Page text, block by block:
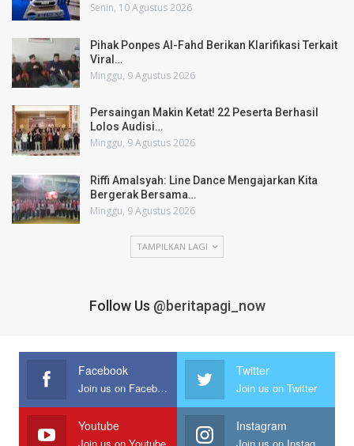
Senin, 10 Agustus 2026
Pihak Ponpes Al-Fahd Berikan Klarifikasi Terkait
Viral…
Minggu, 9 Agustus 2026
Persaingan Makin Ketat! 22 Peserta Berhasil
Lolos Audisi…
Minggu, 9 Agustus 2026
Riffi Amalsyah: Line Dance Mengajarkan Kita
Bergerak Bersama…
Minggu, 9 Agustus 2026
TAMPILKAN LAGI
Follow Us @beritapagi_now
Facebook
Join us on Facebook
Twitter
Join us on Twitter
Youtube
Join us on Youtube
Instagram